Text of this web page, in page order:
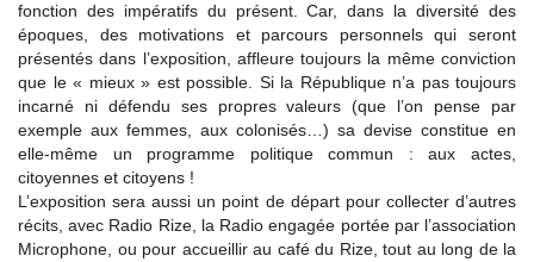
fonction des impératifs du présent. Car, dans la diversité des
époques, des motivations et parcours personnels qui seront
présentés dans l’exposition, affleure toujours la même conviction
que le « mieux » est possible. Si la République n’a pas toujours
incarné ni défendu ses propres valeurs (que l’on pense par
exemple aux femmes, aux colonisés…) sa devise constitue en
elle-même un programme politique commun : aux actes,
citoyennes et citoyens !
L’exposition sera aussi un point de départ pour collecter d’autres
récits, avec Radio Rize, la Radio engagée portée par l’association
Microphone, ou pour accueillir au café du Rize, tout au long de la